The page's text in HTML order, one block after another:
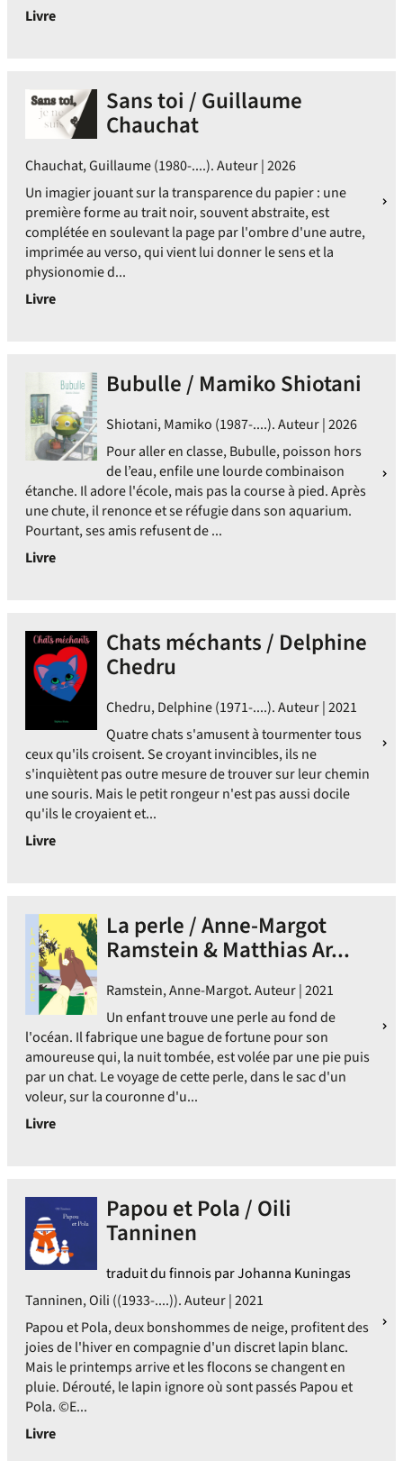
Livre
Sans toi / Guillaume
Chauchat
Chauchat, Guillaume (1980-....). Auteur | 2026
Un imagier jouant sur la transparence du papier : une
première forme au trait noir, souvent abstraite, est
complétée en soulevant la page par l'ombre d'une autre,
imprimée au verso, qui vient lui donner le sens et la
physionomie d...
Livre
Bubulle / Mamiko Shiotani
Shiotani, Mamiko (1987-....). Auteur | 2026
Pour aller en classe, Bubulle, poisson hors
de l’eau, enfile une lourde combinaison
étanche. Il adore l'école, mais pas la course à pied. Après
une chute, il renonce et se réfugie dans son aquarium.
Pourtant, ses amis refusent de ...
Livre
Chats méchants / Delphine
Chedru
Chedru, Delphine (1971-....). Auteur | 2021
Quatre chats s'amusent à tourmenter tous
ceux qu'ils croisent. Se croyant invincibles, ils ne
s'inquiètent pas outre mesure de trouver sur leur chemin
une souris. Mais le petit rongeur n'est pas aussi docile
qu'ils le croyaient et...
Livre
La perle / Anne-Margot
Ramstein & Matthias Ar...
Ramstein, Anne-Margot. Auteur | 2021
Un enfant trouve une perle au fond de
l'océan. Il fabrique une bague de fortune pour son
amoureuse qui, la nuit tombée, est volée par une pie puis
par un chat. Le voyage de cette perle, dans le sac d'un
voleur, sur la couronne d'u...
Livre
Papou et Pola / Oili
Tanninen
traduit du finnois par Johanna Kuningas
Tanninen, Oili ((1933-....)). Auteur | 2021
Papou et Pola, deux bonshommes de neige, profitent des
joies de l'hiver en compagnie d'un discret lapin blanc.
Mais le printemps arrive et les flocons se changent en
pluie. Dérouté, le lapin ignore où sont passés Papou et
Pola. ©E...
Livre